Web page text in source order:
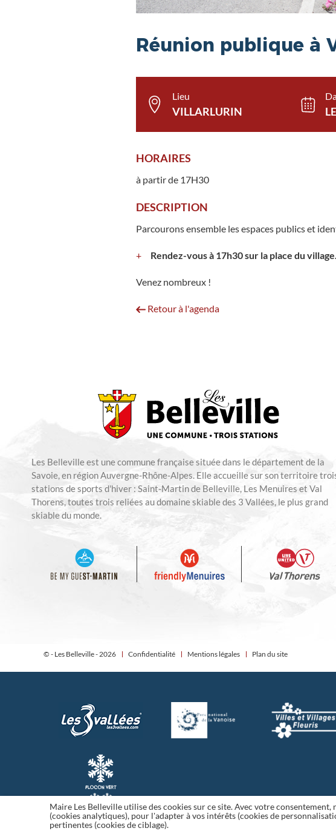
Réunion publique à
Lieu
VILLARLURIN
HORAIRES
à partir de 17H30
DESCRIPTION
Parcourons ensemble les espaces publics et
Rendez-vous à 17h30 sur la place du village.
Venez nombreux !
Retour à l'agenda
Les Belleville est une commune française située dans le département de la
Savoie, en région Auvergne-Rhône-Alpes. Elle accueille sur son territoire
stations de sports d'hiver : Saint-Martin de Belleville, Les Menuires et Val
Thorens, toutes trois reliées au domaine skiable des 3 Vallées, le plus grand
skiable du monde.
© - Les Belleville - 2026 Confidentialité Mentions légales Plan du site
Maire Les Belleville utilise des cookies sur ce site. Avec votre
(cookies analytiques), pour l'adapter à vos intérêts (cookies de
pertinentes (cookies de ciblage).